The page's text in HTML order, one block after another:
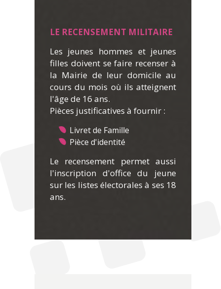
LE RECENSEMENT MILITAIRE
Les jeunes hommes et jeunes
filles doivent se faire recenser à
la Mairie de leur domicile au
cours du mois où ils atteignent
l'âge de 16 ans.
Pièces justificatives à fournir :
Livret de Famille
Pièce d'identité
Le recensement permet aussi
l'inscription d'office du jeune
sur les listes électorales à ses 18
ans.